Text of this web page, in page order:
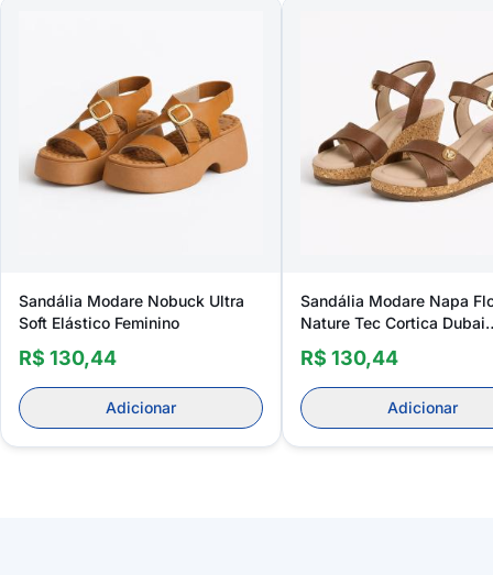
Sandália Modare Nobuck Ultra
Soft Elástico Feminino
R$ 130,44
Adicionar
Sandália Modare Napa
Nature Tec Cortica Dubai
Feminino
R$ 130,44
Adicionar